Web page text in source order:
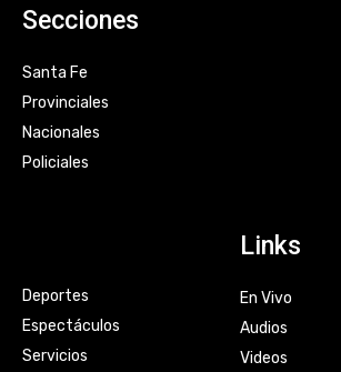
Secciones
Santa Fe
Provinciales
Nacionales
Policiales
Deportes
Espectáculos
Servicios
Links
En Vivo
Audios
Videos